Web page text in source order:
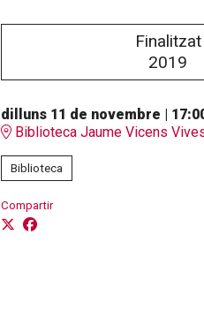
Finalitzat
2019
dilluns 11 de novembre
Biblioteca Jaume Vicens
Biblioteca
Compartir